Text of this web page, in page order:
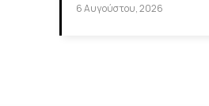
6 Αυγούστου, 2026